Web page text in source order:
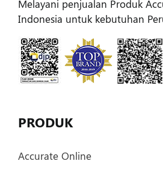
Melayani penjualan Produk
Indonesia untuk kebutuhan
PRODUK
Accurate Online